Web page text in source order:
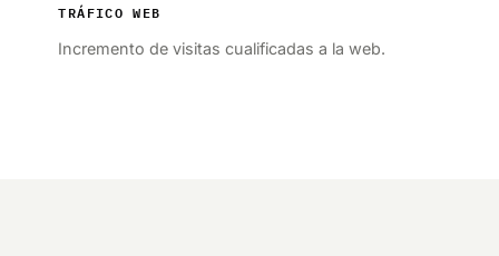
TRÁFICO WEB
Incremento de visitas cualificadas a la web.